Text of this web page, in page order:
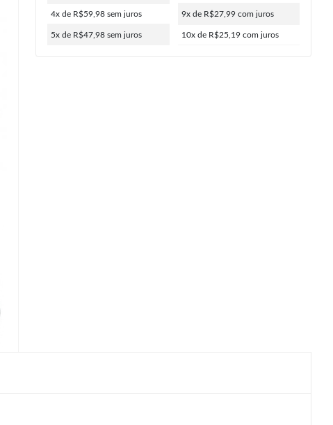
4x de R$59,98 sem juros
5x de R$47,98 sem juros
9x de R$27,99 com juros
10x de R$25,19 com juros